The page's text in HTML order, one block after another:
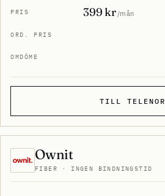
399 kr/mån
TILL TELENOR
Ownit
FIBER · INGEN BINDNINGSTID